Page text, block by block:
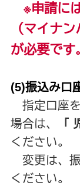
※申請に
（マイナ
が必要です。
(5)振込み口
指定口座
場合は、
「
ください。
変更は、
ください。